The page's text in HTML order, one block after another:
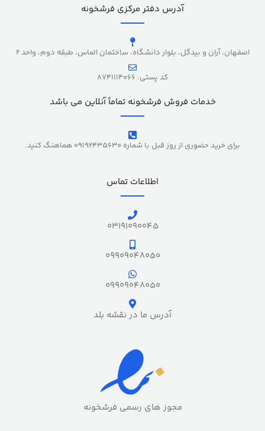
آدرس دفتر مرکزی فرشخونه
اصفهان، آران و بیدگل، بلوار دانشگاه، ساختمان الماس، طبقه دوم، واحد 2
کد پستی: 8741114066
خدمات فروش فرشخونه تماماً آنلاین می باشد
برای خرید حضوری از روز قبل با شماره 09192435630 هماهنگ کنید.
اطلاعات تماس
03191090045
09909048050
09909048050
آدرس ما در نقشه بلد
مجوز های رسمی فرشخونه